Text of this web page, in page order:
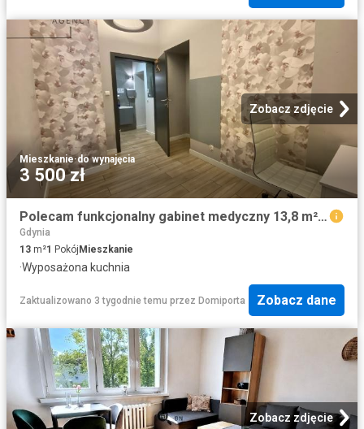
Zobacz zdjęcie
Mieszkanie·do wynajęcia
3 500 zł
Polecam funkcjonalny gabinet medyczny 13,8 m² w centrum Gdyni
Gdynia
13 m²1 PokójMieszkanie
·Wyposażona kuchnia
Zaktualizowano 3 tygodnie temu przez Domiporta Zobacz dane
Zobacz zdjęcie